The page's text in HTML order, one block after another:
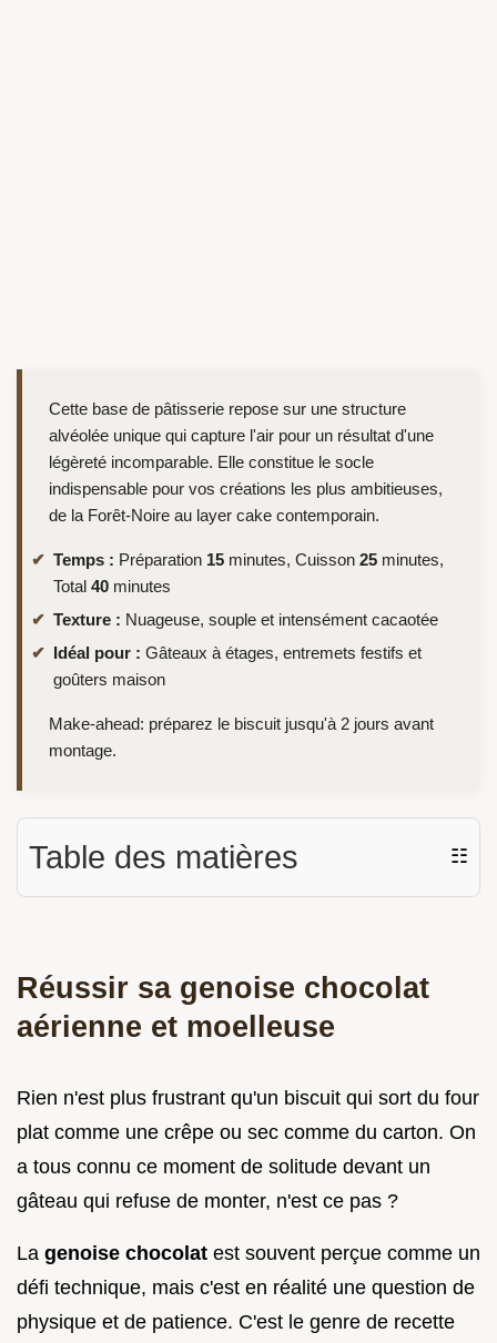
Cette base de pâtisserie repose sur une structure
alvéolée unique qui capture l'air pour un résultat d'une
légèreté incomparable. Elle constitue le socle
indispensable pour vos créations les plus ambitieuses,
de la Forêt-Noire au layer cake contemporain.
Temps : Préparation 15 minutes, Cuisson 25 minutes,
Total 40 minutes
Texture : Nuageuse, souple et intensément cacaotée
Idéal pour : Gâteaux à étages, entremets festifs et
goûters maison
Make-ahead: préparez le biscuit jusqu'à 2 jours avant
montage.
Table des matières ☷
Réussir sa genoise chocolat
aérienne et moelleuse
Rien n'est plus frustrant qu'un biscuit qui sort du four
plat comme une crêpe ou sec comme du carton. On
a tous connu ce moment de solitude devant un
gâteau qui refuse de monter, n'est ce pas ?
La genoise chocolat est souvent perçue comme un
défi technique, mais c'est en réalité une question de
physique et de patience. C'est le genre de recette